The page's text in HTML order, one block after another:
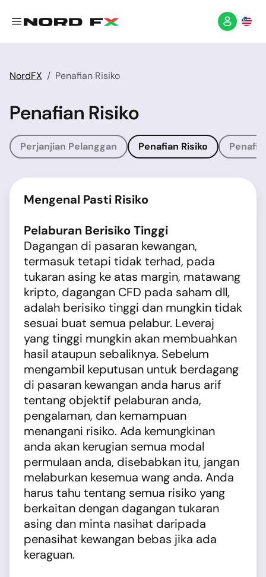
NordFX Penafian Risiko
Penafian Risiko
Perjanjian Pelanggan Penafian Risiko
Mengenal Pasti Risiko
Pelaburan Berisiko Tinggi
Dagangan di pasaran kewangan,
termasuk tetapi tidak terhad, pada
tukaran asing ke atas margin, matawang
kripto, dagangan CFD pada saham dll,
adalah berisiko tinggi dan mungkin tidak
sesuai buat semua pelabur. Leveraj
yang tinggi mungkin akan membuahkan
hasil ataupun sebaliknya. Sebelum
mengambil keputusan untuk berdagang
di pasaran kewangan anda harus arif
tentang objektif pelaburan anda,
pengalaman, dan kemampuan
menangani risiko. Ada kemungkinan
anda akan kerugian semua modal
permulaan anda, disebabkan itu, jangan
melaburkan kesemua wang anda. Anda
harus tahu tentang semua risiko yang
berkaitan dengan dagangan tukaran
asing dan minta nasihat daripada
penasihat kewangan bebas jika ada
keraguan.